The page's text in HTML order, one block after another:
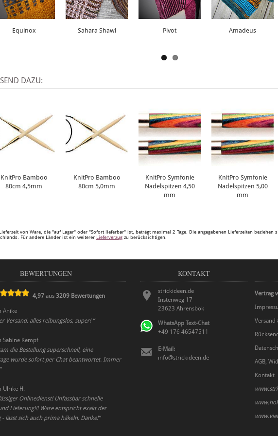
Equinox Sahara Shawl Pivot Amadeus
DAZU:
KnitPro Bamboo
80cm 4,5mm
KnitPro Bamboo
80cm 5,0mm
KnitPro Symfonie
Nadelspitzen 4,50
mm
KnitPro Symfonie
Nadelspitzen 5,00
mm
von Ware, die "auf Lager" oder "Sofort lieferbar" ist, beträgt maximal 2 Tage. Die angegebenen Lieferzeiten beziehen
Für andere Länder ist ein weiterer Lieferverzug zu berücksichtigen.
BEWERTUNGEN
4,97 aus3209 Bewertungen
Anike
Versand, alles reibungslos, super! ”
Sabine Kempf
die Bestellung superschnell, eine
wurde sofort per Chat beantwortet. Immer
Ulrike H.
Onlinedienst! Unfassbar schnelle
Lieferung!!! Ware entspricht exakt der
- lässt sich auch prima häkeln. Danke!”
KONTAKT
strickideen.de
Instenweg 17
23623 Ahrensbök
WhatsApp Text-Chat
+49 176 46547511
E-Mail:
info@strickideen.de
Vertrag
Versand
AGB,
Kontakt